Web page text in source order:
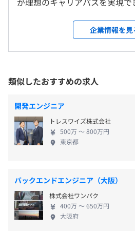
【開発環境】
■言語：Java、C、C++、.NET、
PHP、Ruby、C#、SAPなど
＜変更範囲＞
東京メトロ南北線 『六本木一丁
東京メトロ日比谷線『六本木駅 』
東京メトロ日比谷線『神谷町駅 』
9：00〜18：00（所定労働時間8
※残業平均20h程度
休憩時間：12:00〜13:00（60分）
・完全週休2日制（土日）
・祝日
・GW
・夏季
・産休／育休
・慶弔
・特別
・年次有給休暇（10〜20日）
築／ヒューマンスキルコーチング
人を強調した働き方 自由度の
れる「FV（フリーランスバリ
利厚生、社会保障などの待遇を
ーランスのように自身の所定期
動の報酬を得ることが可能です
りながら、働く期間・時間・場所
心の就業環境で活躍 東京を中心
手優良メーカーと取引し、直請
請負開発ビジネスを手がけて
件有」「安定した顧客／経営基
実」など、働きやすい就業環境
躍・成長していただけます。
企業情報を見
類似したおすすめの求人
開発エンジニア
トレスワイズ株式会社
500万 〜 800万円
東京都
バックエンドエンジニア（大阪）
株式会社ワンパク
400万 〜 650万円
大阪府